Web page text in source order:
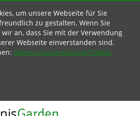
um unsere Webseite für Sie
zu gestalten. Wenn Sie
an, dass Sie mit der Verwendung
Webseite einverstanden sind.
Datenschutzerklärung/Cookie-